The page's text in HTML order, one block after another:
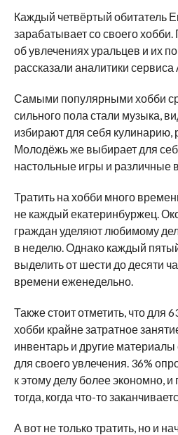
Каждый четвёртый обитатель
зарабатывает со своего
об увлечениях уральцев и их
рассказали аналитики сервиса
Самыми популярными хобби
сильного пола стали музыка,
избирают для себя кулинарию,
Молодёжь же выбирает для
настольные игры и различные
Тратить на хобби много
не каждый екатеринбуржец.
граждан уделяют любимому
в неделю. Однако каждый
выделить от шести до десяти
времени еженедельно.
Также стоит отметить, что для
хобби крайне затратное
инвентарь и другие
для своего увлечения. 36%
к этому делу более экономно, и
тогда, когда что-то
А вот не только тратить, но и